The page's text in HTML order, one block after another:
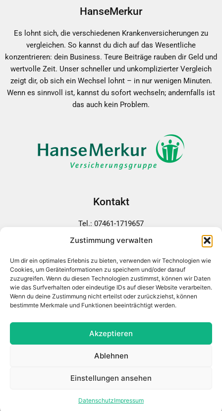
Zustimmung verwalten
Um dir ein optimales Erlebnis zu bieten, verwenden wir Technologien wie
Cookies, um Geräteinformationen zu speichern und/oder darauf
zuzugreifen. Wenn du diesen Technologien zustimmst, können wir Daten
wie das Surfverhalten oder eindeutige IDs auf dieser Website verarbeiten.
Wenn du deine Zustimmung nicht erteilst oder zurückziehst, können
bestimmte Merkmale und Funktionen beeinträchtigt werden.
Akzeptieren
Ablehnen
Einstellungen ansehen
DatenschutzImpressum
Lass dich beraten!
HanseMerkur
Es lohnt sich, die verschiedenen Krankenversicherungen zu
vergleichen. So kannst du dich auf das Wesentliche
konzentrieren: dein Business. Teure Beiträge rauben dir Geld und
wertvolle Zeit. Unser schneller und unkomplizierter Vergleich
zeigt dir, ob sich ein Wechsel lohnt – in nur wenigen Minuten.
Wenn es sinnvoll ist, kannst du sofort wechseln; andernfalls ist
das auch kein Problem.
Kontakt
Tel.: 07461-1719657
Beim Heiligental 58
Mail senden
Links
Impressum
Datenschutz
Jetzt vergleichen